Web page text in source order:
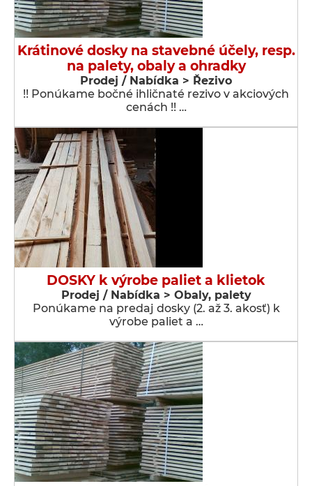
Krátinové dosky na stavebné účely, resp.
na palety, obaly a ohradky
Prodej / Nabídka > Řezivo
!! Ponúkame bočné ihličnaté rezivo v akciových
cenách !! …
DOSKY k výrobe paliet a klietok
Prodej / Nabídka > Obaly, palety
Ponúkame na predaj dosky (2. až 3. akosť) k
výrobe paliet a …